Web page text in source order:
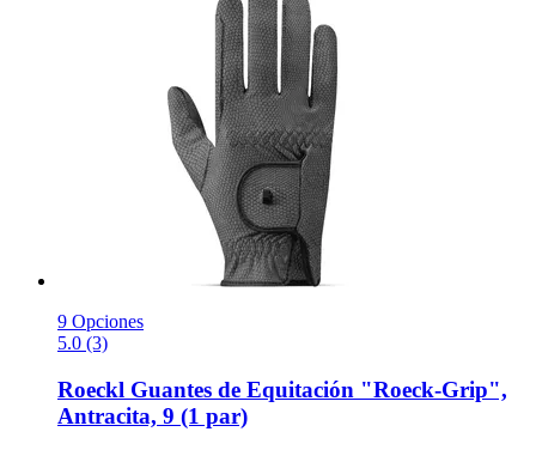
9 Opciones
5.0 (3)
Roeckl Guantes de Equitación "Roeck-​Grip",
Antracita, 9 (1 par)